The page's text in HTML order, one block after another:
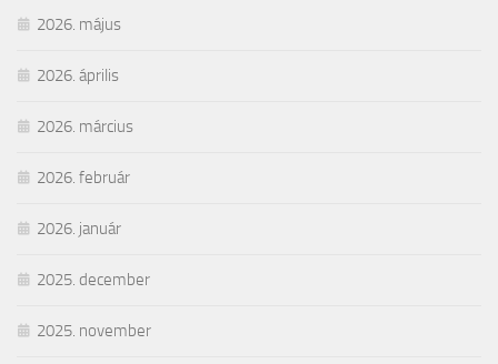
2026. május
2026. április
2026. március
2026. február
2026. január
2025. december
2025. november